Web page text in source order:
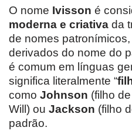
O nome Ivisson é
moderna e criativa da
de nomes
derivados do nome do
é comum em línguas
significa literalmente “
como Johnson (filho
Will) ou Jackson (filho
padrão.